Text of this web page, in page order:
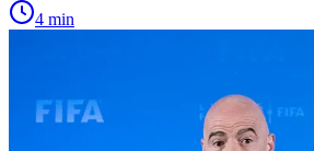
4 min